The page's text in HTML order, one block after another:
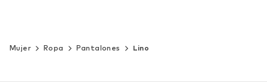
Mujer Ropa Pantalones Lino